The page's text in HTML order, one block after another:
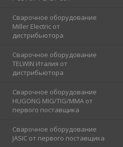
Сварочное оборудование
Miller Electric от
дистрибьютора
Сварочное оборудование
TELWIN Италия от
дистрибьютора
Сварочное оборудование
HUGONG MIG/TIG/MMA от
первого поставщика
Сварочное оборудование
JASIC от первого поставщика